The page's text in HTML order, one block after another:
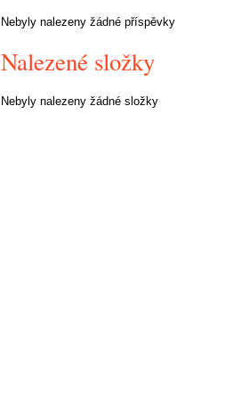
Nebyly nalezeny žádné příspěvky
Nalezené složky
Nebyly nalezeny žádné složky